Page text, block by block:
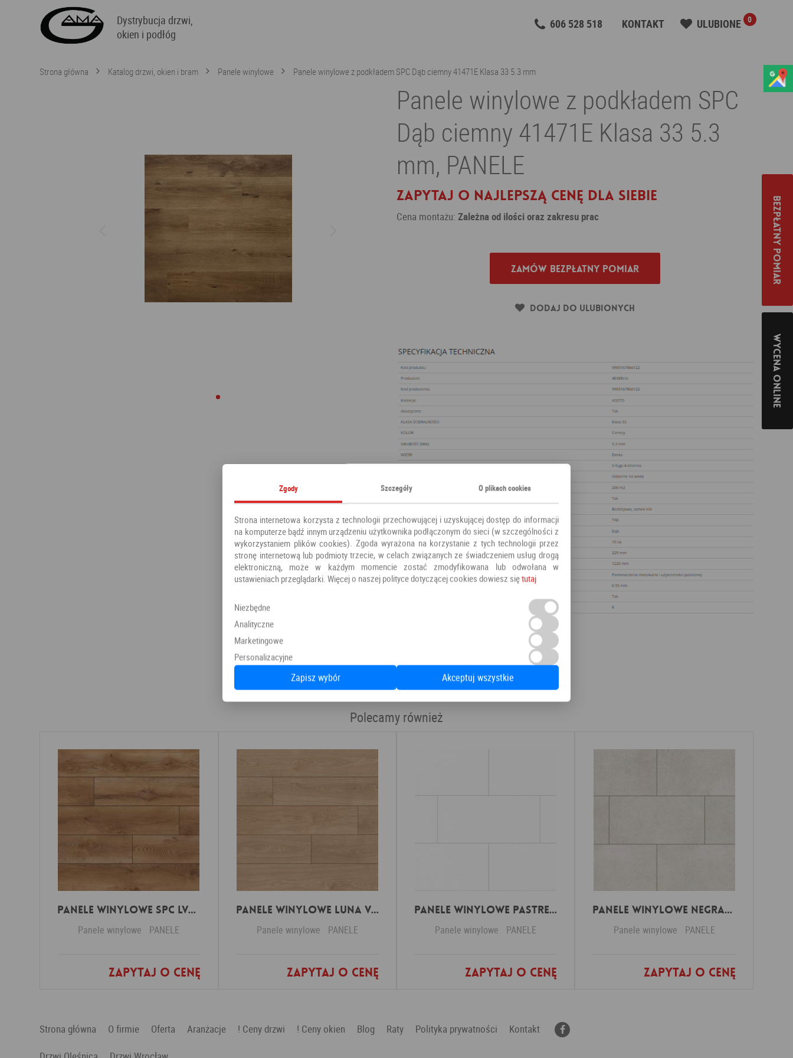
Dystrybucja drzwi,
okien i podłóg
606 528 518 KONTAKT ULUBIONE 0
Strona główna Katalog drzwi, okien i bram Panele winylowe Panele winylowe z podkładem SPC Dąb ciemny 41471E Klasa 33 5.3 mm
Panele winylowe z podkładem SPC
Dąb ciemny 41471E Klasa 33 5.3
mm, PANELE
Zapytaj o najlepszą cenę dla siebie
Cena montażu: Zależna od ilości oraz zakresu prac
Zamów bezpłatny pomiar
Dodaj do ulubionych
Producent:PANELE
Polecamy również
Panele Winylowe SPC LVT Besancon 54641 Klasa 34 4.5 mm
Panele winylowe PANELE
Zapytaj o cenę
Dodaj do ulubionych
Panele winylowe Luna virgin white 57588 Klasa 34 3 mm
Panele winylowe PANELE
Zapytaj o cenę
Dodaj do ulubionych
Panele winylowe Pastrengo marmor beige 57590 Klasa 34 3 mm
Panele winylowe PANELE
Zapytaj o cenę
Dodaj do ulubionych
Panele winylowe Negrar off black 57614 Klasa 34 3 mm
Panele winylowe PANELE
Zapytaj o cenę
Dodaj do ulubionych
Strona główna O firmie Oferta Aranżacje ! Ceny drzwi ! Ceny okien Blog Raty Polityka prywatności
Kontakt
Bezpłatny pomiar
Wycena online
Zgody Szczegóły O plikach cookies
Strona internetowa korzysta z technologii przechowującej i uzyskującej dostęp do informacji
na komputerze bądź innym urządzeniu użytkownika podłączonym do sieci (w szczególności z
wykorzystaniem plików cookies). Zgoda wyrażona na korzystanie z tych technologii przez
stronę internetową lub podmioty trzecie, w celach związanych ze świadczeniem usług drogą
elektroniczną, może w każdym momencie zostać zmodyfikowana lub odwołana w
ustawieniach przeglądarki. Więcej o naszej polityce dotyczącej cookies dowiesz siętutaj
Niezbędne
Analityczne
Marketingowe
Personalizacyjne
Zapisz wybór Akceptuj wszystkie